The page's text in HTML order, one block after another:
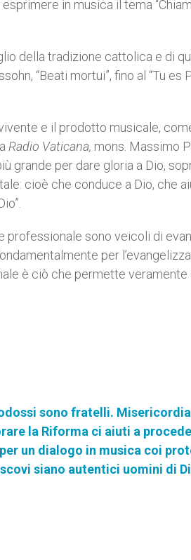
in musica il tema
della tradizione cattolica e di
“Beati mortui”, fino al “Tu es
e il prodotto musicale,
Radio Vaticana, mons. Massimo
grande per dare gloria a Dio,
cioè che conduce a Dio, che
professionale sono veicoli di
per
è ciò che permette
sono fratelli.
la Riforma ci aiuti a
un dialogo in musica coi
siano autentici uomini di